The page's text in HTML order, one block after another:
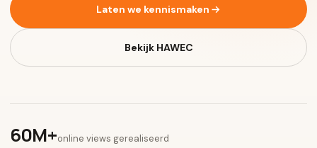
Laten we kennismaken
Bekijk HAWEC
60M+online views gerealiseerd